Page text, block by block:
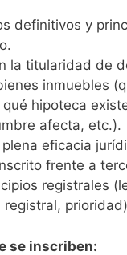
definitivos y
la titularidad de
inmuebles
hipoteca
afecta, etc.).
eficacia
frente a
registrales
registral,
se inscriben: